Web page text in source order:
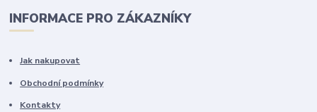
INFORMACE PRO ZÁKAZNÍKY
Jak nakupovat
Obchodní podmínky
Kontakty